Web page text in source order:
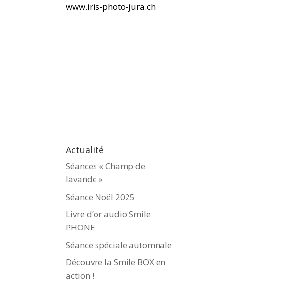
www.iris-photo-jura.ch
Actualité
Séances « Champ de
lavande »
Séance Noël 2025
Livre d’or audio Smile
PHONE
Séance spéciale automnale
Découvre la Smile BOX en
action !